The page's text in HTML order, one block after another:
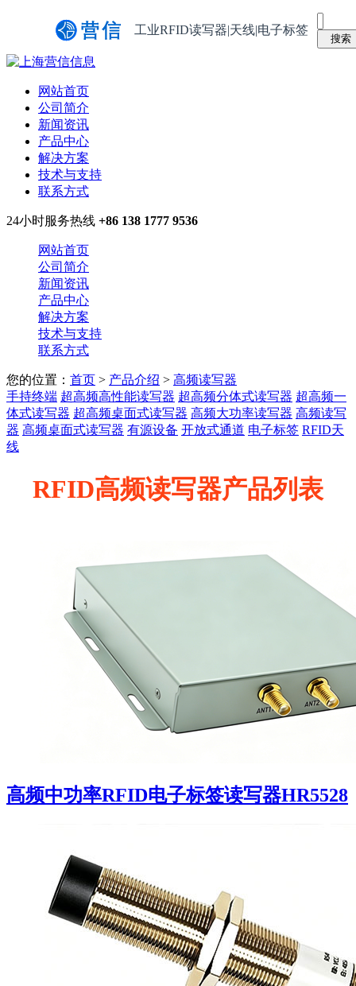
工业RFID读写器|天线|电子标签
网站首页
公司简介
新闻资讯
产品中心
解决方案
技术与支持
联系方式
24小时服务热线 +86 138 1777 9536
网站首页
公司简介
新闻资讯
产品中心
解决方案
技术与支持
联系方式
您的位置： 首页 > 产品介绍 > 高频读写器
手持终端 超高频高性能读写器 超高频分体式读写器 超高频一
体式读写器 超高频桌面式读写器 高频大功率读写器 高频读写
器 高频桌面式读写器 有源设备 开放式通道 电子标签 RFID天
线
RFID高频读写器产品列表
高频中功率RFID电子标签读写器HR5528